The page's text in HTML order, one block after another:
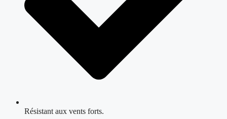
Résistant aux vents forts.